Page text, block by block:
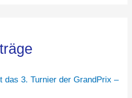
das 3. Turnier der GrandPrix –